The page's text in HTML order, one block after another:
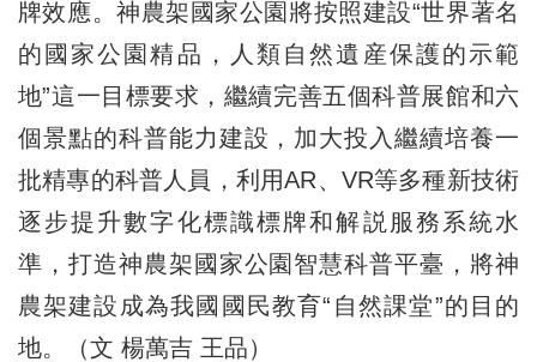
牌效應。神農架國家公園將按照建設“世界著名
的國家公園精品，人類自然遺産保護的示範
地”這一目標要求，繼續完善五個科普展館和六
個景點的科普能力建設，加大投入繼續培養一
批精專的科普人員，利用AR、VR等多種新技術
逐步提升數字化標識標牌和解説服務系統水
準，打造神農架國家公園智慧科普平臺，將神
農架建設成為我國國民教育“自然課堂”的目的
地。（文 楊萬吉 王品）